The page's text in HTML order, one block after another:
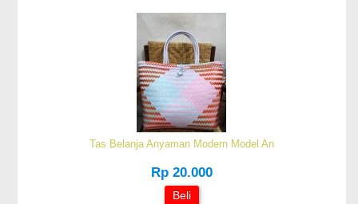
Tas Belanja Anyaman Modern Model An
Rp 20.000
Beli